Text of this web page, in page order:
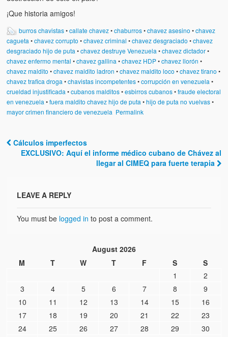
¡Que historia amigos!
burros chavistas•callate chavez•chaburros•chavez asesino •chavez
cagueta •chavez corrupto •chavez criminal •chavez desgraciado •chavez
desgraciado hijo de puta •chavez destruye Venezuela •chavez dictador•
chavez enfermo mental •chavez gallina •chavez HDP•chavez llorón •
chavez maldito •chavez maldito ladron •chavez maldito loco •chavez tirano •
chavez trafica droga •chavistas incompetentes•corrupción en venezuela •
crueldad injustificada •cubanos malditos•esbirros cubanos•fraude electoral
en venezuela •fuera maldito chavez hijo de puta •hijo de puta no vuelvas•
mayor crimen financiero de venezuela Permalink
Post navigation
Cálculos imperfectos
EXCLUSIVO: Aquí el informe médico cubano de Chávez al
llegar al CIMEQ para fuerte terapia
LEAVE A REPLY
You must be logged in to post a comment.
August 2026
M
T W T F S
S
1
2
3
4 5 6 7 8
9
10
11 12 13 14 15
16
17
18 19 20 21 22
23
24
25 26 27 28 29
30